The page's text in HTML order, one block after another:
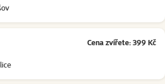
Cena zvířete: 399 Kč